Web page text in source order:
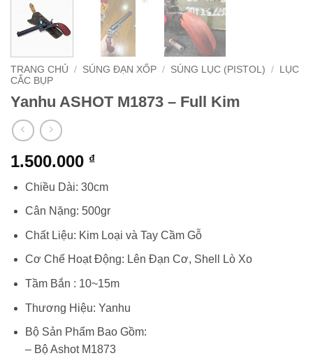
TRANG CHỦ / SÚNG ĐẠN XỐP / SÚNG LỤC (PISTOL) /
LỤC
CẮC BỤP
Yanhu ASHOT M1873 – Full Kim
1.500.000 ₫
Chiều Dài: 30cm
Cân Nặng: 500gr
Chất Liệu: Kim Loại và Tay Cầm Gỗ
Cơ Chế Hoạt Động: Lên Đạn Cơ, Shell Lò Xo
Tầm Bắn : 10~15m
Thương Hiệu: Yanhu
Bộ Sản Phẩm Bao Gồm:
– Bộ Ashot M1873